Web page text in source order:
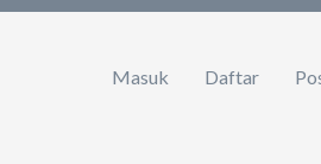
Masuk Daftar